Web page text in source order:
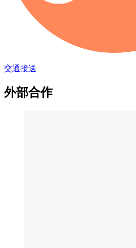
交通接送
外部合作